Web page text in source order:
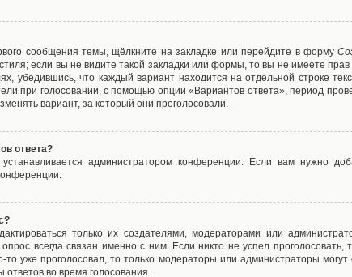
сообщения темы, щёлкните на закладке или перейдите в форму
если вы не видите такой закладки или формы, то вы не имеете
убедившись, что каждый вариант находится на отдельной строке
при голосовании, с помощью опции «Вариантов ответа», период
вариант, за который они проголосовали.
ответа?
устанавливается администратором конференции. Если вам нужно
только их создателями, модераторами или
всегда связан именно с ним. Если никто не успел
то уже проголосовал, то только модераторы или администраторы
во время голосования.